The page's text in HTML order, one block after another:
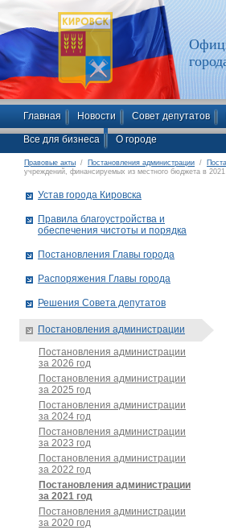
Главная Новости Совет депутатов
Все для бизнеса О городе
Правовые акты / Постановления администрации /
учреждений, финансируемых из местного бюджета в 2021
Устав города Кировска
Правила благоустройства и
обеспечения чистоты и порядка
Постановления Главы города
Распоряжения Главы города
Решения Совета депутатов
Постановления администрации
Постановления администрации
за 2026 год
Постановления администрации
за 2025 год
Постановления администрации
за 2024 год
Постановления администрации
за 2023 год
Постановления администрации
за 2022 год
Постановления администрации
за 2021 год
Постановления администрации
за 2020 год